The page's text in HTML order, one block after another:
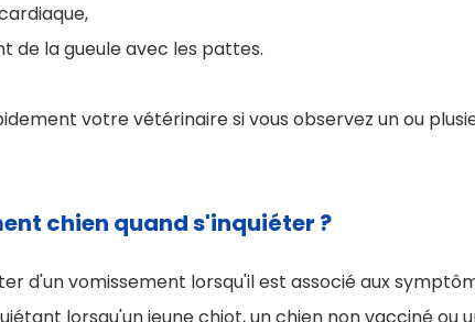
de la gueule avec les pattes.
votre vétérinaire si vous observez un ou
chien quand s'inquiéter ?
d'un vomissement lorsqu'il est associé aux